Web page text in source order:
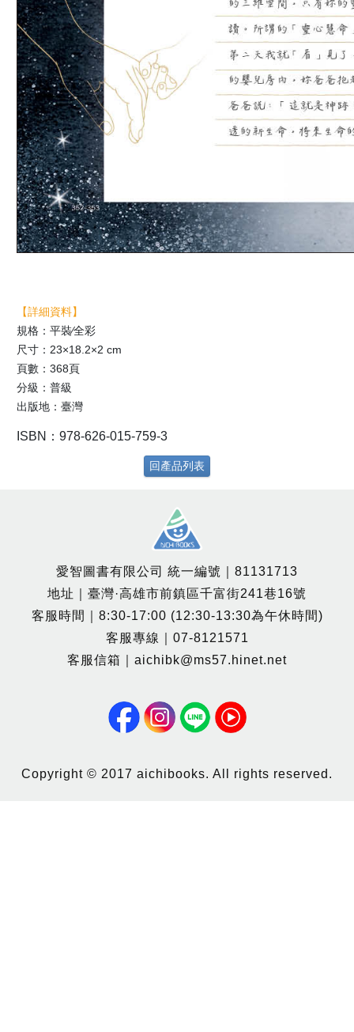
【詳細資料】
規格：平裝∕全彩
尺寸：23×18.2×2 cm
頁數：368頁
分級：普級
出版地：臺灣
ISBN：978-626-015-759-3
回產品列表
愛智圖書有限公司 統一編號｜81131713
地址｜臺灣·高雄市前鎮區千富街241巷16號
客服時間｜8:30-17:00 (12:30-13:30為午休時間)
客服專線｜07-8121571
客服信箱｜aichibk@ms57.hinet.net
Copyright © 2017 aichibooks. All rights reserved.